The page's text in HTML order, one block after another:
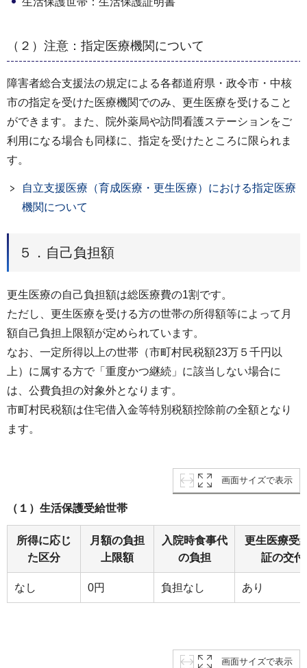
（２）注意：指定医療機関について
障害者総合支援法の規定による各都道府県・政令市・中核
市の指定を受けた医療機関でのみ、更生医療を受けること
ができます。また、院外薬局や訪問看護ステーションをご
利用になる場合も同様に、指定を受けたところに限られま
す。
自立支援医療（育成医療・更生医療）における指定医療
機関について
５．自己負担額
更生医療の自己負担額は総医療費の1割です。
ただし、更生医療を受ける方の世帯の所得額等によって月
額自己負担上限額が定められています。
なお、一定所得以上の世帯（市町村民税額23万５千円以
上）に属する方で「重度かつ継続」に該当しない場合に
は、公費負担の対象外となります。
市町村民税額は住宅借入金等特別税額控除前の全額となり
ます。
画面サイズで表示
（１）生活保護受給世帯
所得に応じ
た区分
月額の負担
上限額
入院時食事代
の負担
更生医療受
証の交付
なし 0円 負担なし あり
画面サイズで表示